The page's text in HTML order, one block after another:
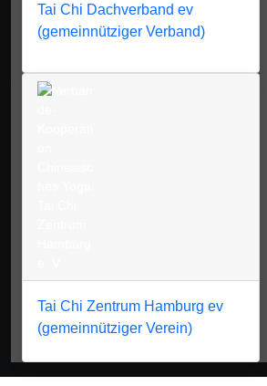
Tai Chi Dachverband ev
(gemeinnütziger Verband)
Tai Chi Zentrum Hamburg ev
(gemeinnütziger Verein)